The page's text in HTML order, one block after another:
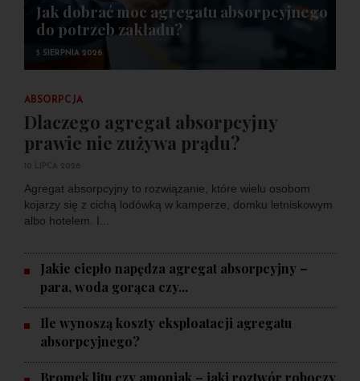
Jak dobrać moc agregatu absorpcyjnego
do potrzeb zakładu?
5 SIERPNIA 2026
ABSORPCJA
Dlaczego agregat absorpcyjny
prawie nie zużywa prądu?
Agregat absorpcyjny to rozwiązanie, które wielu osobom
kojarzy się z cichą lodówką w kamperze, domku letniskowym
albo hotelem. I...
Jakie ciepło napędza agregat absorpcyjny –
para, woda gorąca czy...
Ile wynoszą koszty eksploatacji agregatu
absorpcyjnego?